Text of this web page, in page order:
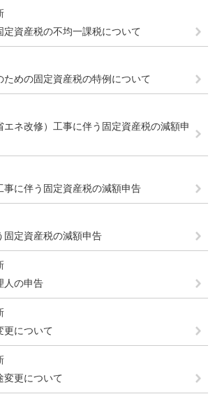
定資産税の不均一課税について
ための固定資産税の特例について
エネ改修）工事に伴う固定資産税の減額申
事に伴う固定資産税の減額申告
固定資産税の減額申告
人の申告
更について
変更について